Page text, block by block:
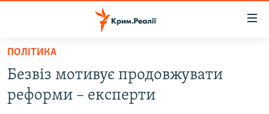
Перейти
основного
матеріалу
Перейти
ВОДА.КРИМ
ВІДЕО ТА ФОТО
ПОЛІТИКА
Безвіз мотивує продовжувати
реформи – експерти